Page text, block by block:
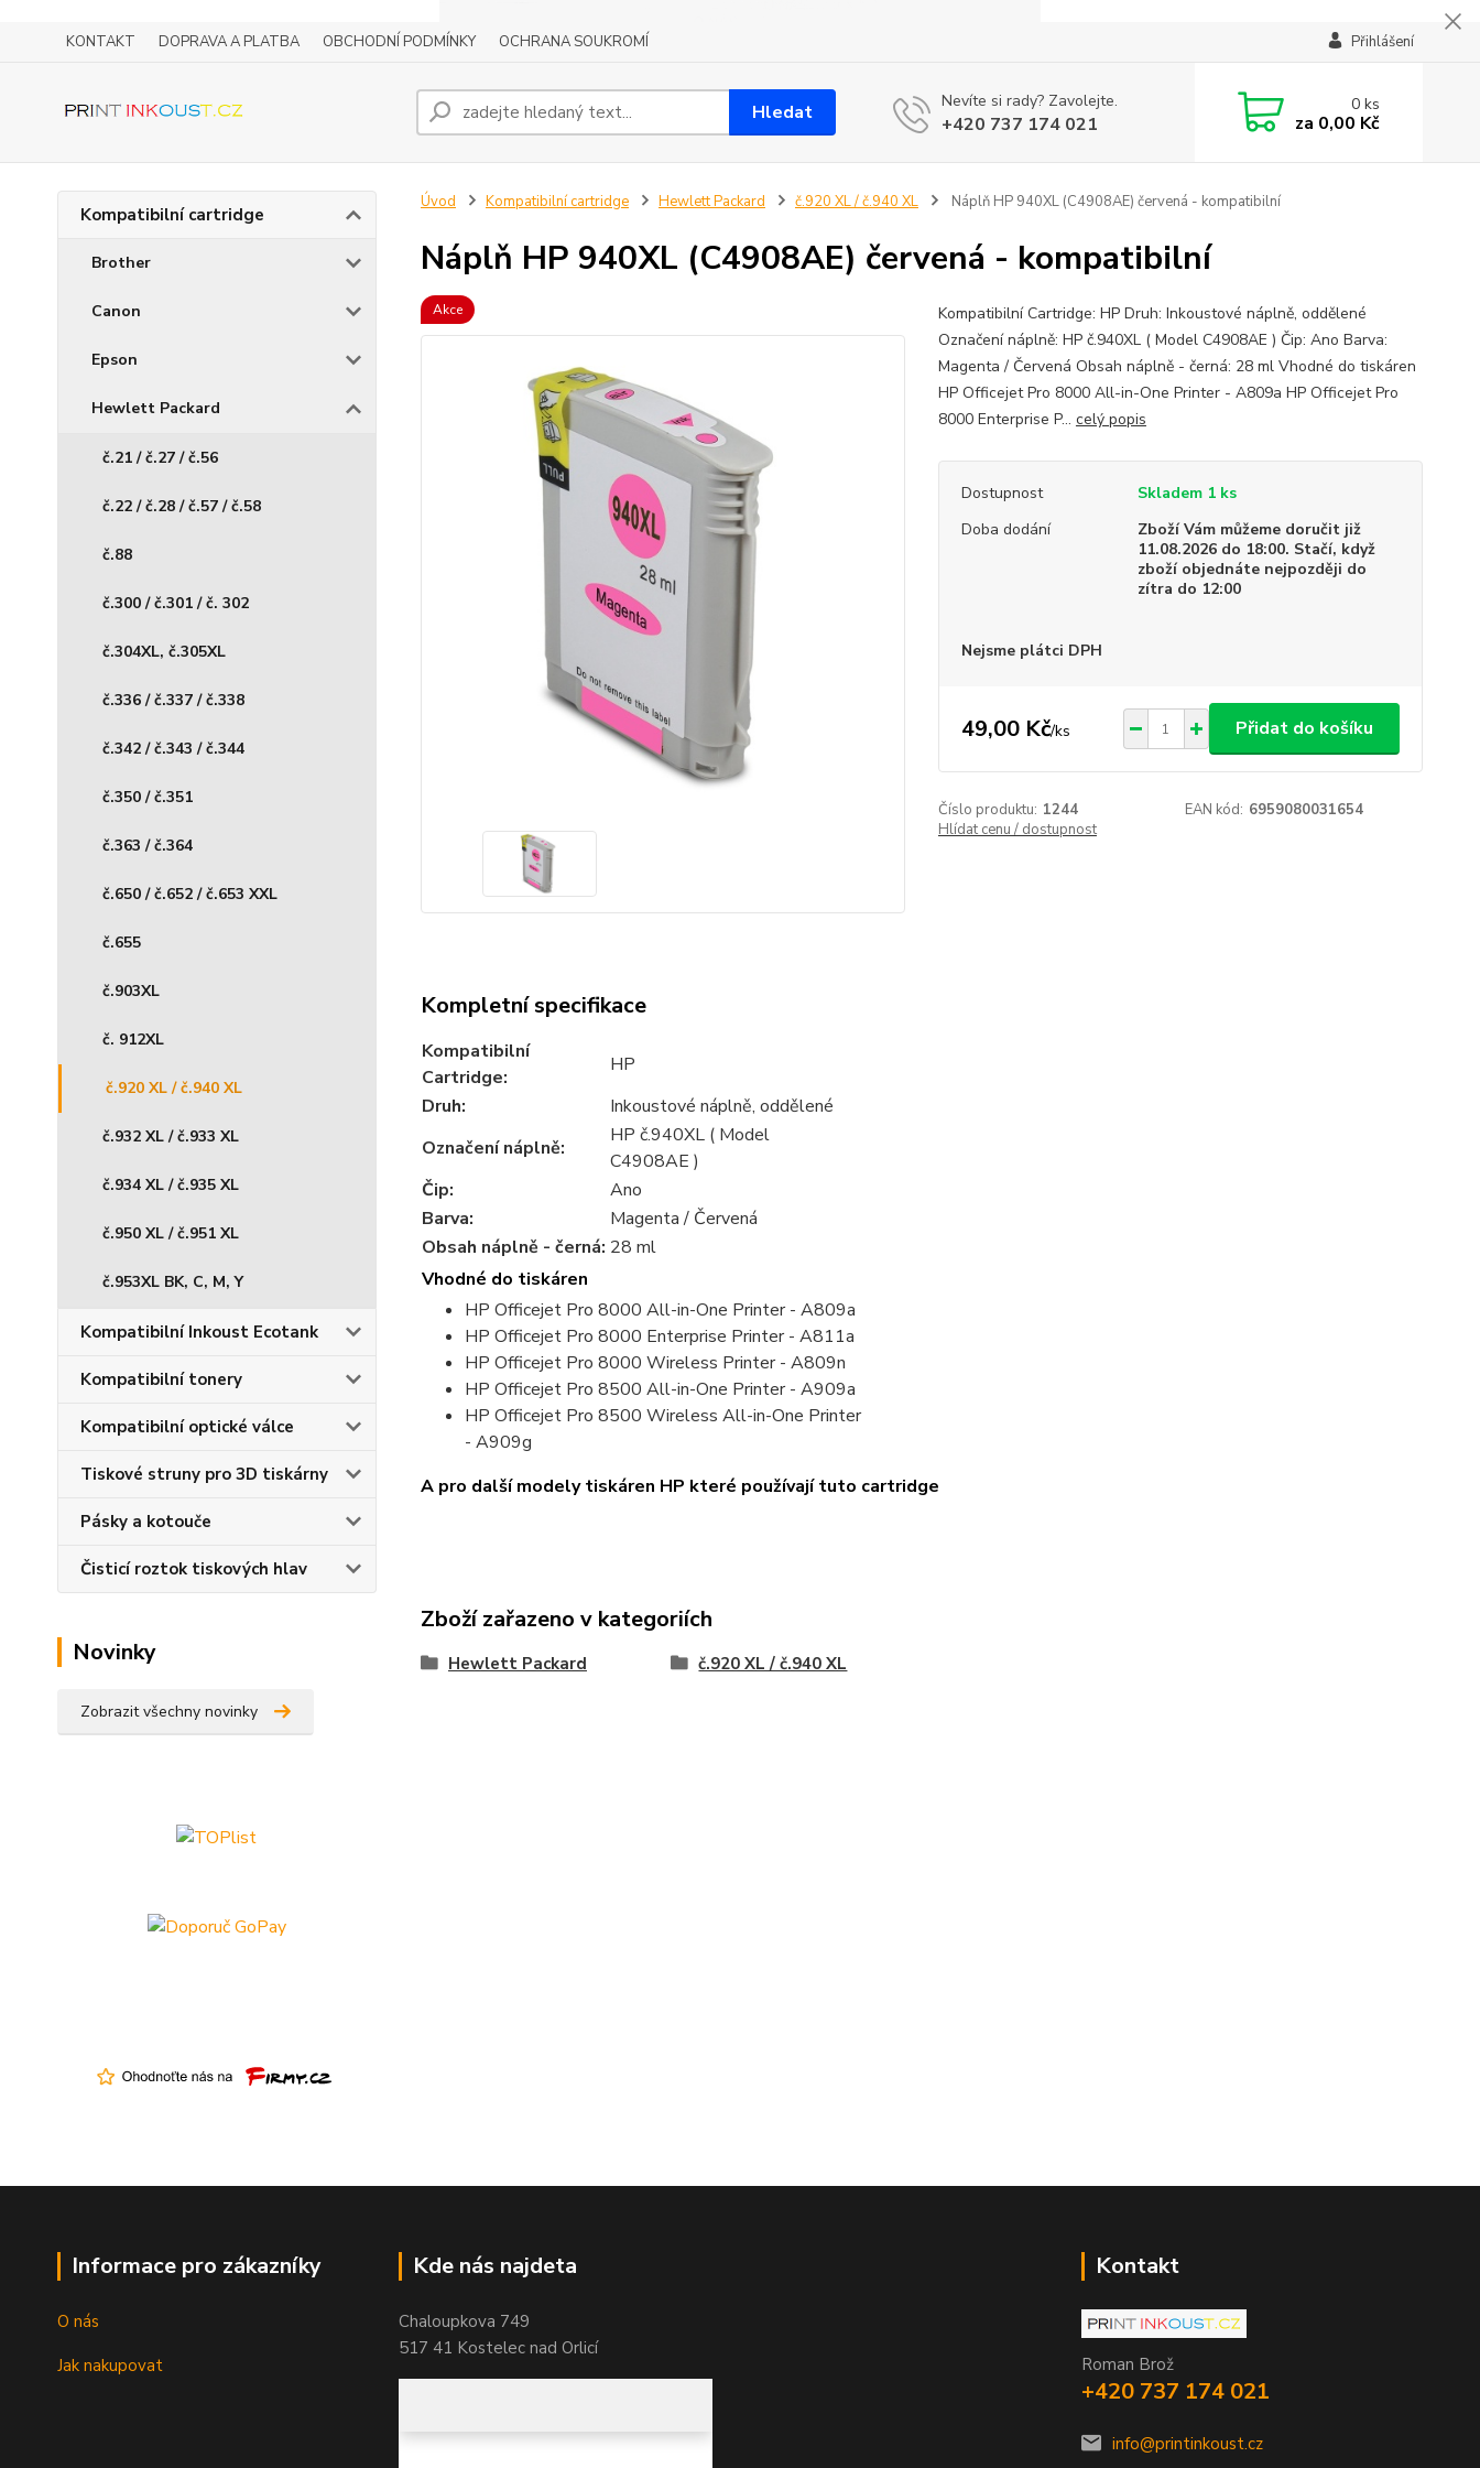
KONTAKT DOPRAVA A PLATBA OBCHODNÍ PODMÍNKY OCHRANA SOUKROMÍ Přihlášení
Hledat Nevíte si rady? Zavolejte.
+420 737 174 021
0ks
za 0,00 Kč
Kompatibilní cartridge
Brother
Canon
Epson
Hewlett Packard
č.21 / č.27 / č.56
č.22 / č.28 / č.57 / č.58
č.88
č.300 / č.301 / č. 302
č.304XL, č.305XL
č.336 / č.337 / č.338
č.342 / č.343 / č.344
č.350 / č.351
č.363 / č.364
č.650 / č.652 / č.653 XXL
č.655
č.903XL
č. 912XL
č.920 XL / č.940 XL
č.932 XL / č.933 XL
č.934 XL / č.935 XL
č.950 XL / č.951 XL
č.953XL BK, C, M, Y
Kompatibilní Inkoust Ecotank
Kompatibilní tonery
Kompatibilní optické válce
Tiskové struny pro 3D tiskárny
Pásky a kotouče
Čisticí roztok tiskových hlav
Novinky
Zobrazit všechny novinky
Úvod Kompatibilní cartridge Hewlett Packard č.920 XL / č.940 XL Náplň HP 940XL (C4908AE) červená - kompatibilní
Náplň HP 940XL (C4908AE) červená - kompatibilní
Akce
Kompatibilní Cartridge: HP Druh: Inkoustové náplně, oddělené
Označení náplně: HP č.940XL ( Model C4908AE ) Čip: Ano Barva:
Magenta / Červená Obsah náplně - černá: 28 ml Vhodné do tiskáren
HP Officejet Pro 8000 All-in-One Printer - A809a HP Officejet Pro
8000 Enterprise P... celý popis
Dostupnost
Skladem 1 ks
Doba dodání
Zboží Vám můžeme doručit již
11.08.2026 do 18:00. Stačí, když
zboží objednáte nejpozději do
zítra do 12:00
Nejsme plátci DPH
49,00 Kč/ks Přidat do košíku
Číslo produktu: 1244 EAN kód: 6959080031654
Hlídat cenu / dostupnost
Kompletní specifikace
Kompatibilní
Cartridge:
HP
Druh:
Inkoustové náplně, oddělené
Označení náplně:
HP č.940XL ( Model
C4908AE )
Čip:
Ano
Barva:
Magenta / Červená
Obsah náplně - černá: 28 ml
Vhodné do tiskáren
HP Officejet Pro 8000 All-in-One Printer - A809a
HP Officejet Pro 8000 Enterprise Printer - A811a
HP Officejet Pro 8000 Wireless Printer - A809n
HP Officejet Pro 8500 All-in-One Printer - A909a
HP Officejet Pro 8500 Wireless All-in-One Printer
- A909g
A pro další modely tiskáren HP které používají tuto cartridge
Zboží zařazeno v kategoriích
Hewlett Packard č.920 XL / č.940 XL
Informace pro zákazníky
O nás
Jak nakupovat
Kde nás najdeta
Chaloupkova 749
517 41 Kostelec nad Orlicí
Kontakt
Roman Brož
+420 737 174 021
info@printinkoust.cz